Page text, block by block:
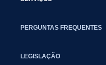
PERGUNTAS FREQUENTES
LEGISLAÇÃO